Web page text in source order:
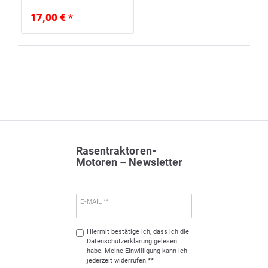
17,00 € *
Rasentraktoren-
Motoren – Newsletter
E-MAIL **
Hiermit bestätige ich, dass ich die
Daten­schutz­erklärunggelesen
habe. Meine Einwilligung kann ich
jederzeit widerrufen.**